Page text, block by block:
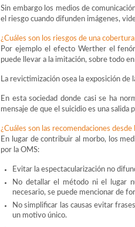
Sin embargo los medios de
el riesgo cuando difunden imágenes,
¿Cuáles son los riesgos de una cobertura
Por ejemplo el efecto Werther el
puede llevar a la imitación, sobre todo
La revictimización osea la exposición de
En esta sociedad donde casi se ha
mensaje de que el suicidio es una salida
¿Cuáles son las recomendaciones desde
En lugar de contribuir al morbo, los
por la OMS:
Evitar la espectacularización no
No detallar el método ni el lugar
necesario, se puede mencionar de
No simplificar las causas evitar
un motivo único.